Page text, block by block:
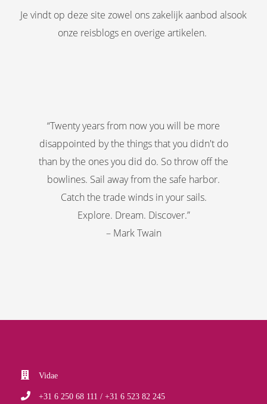
Je vindt op deze site zowel ons zakelijk aanbod alsook
onze reisblogs en overige artikelen.
“Twenty years from now you will be more
disappointed by the things that you didn't do
than by the ones you did do. So throw off the
bowlines. Sail away from the safe harbor.
Catch the trade winds in your sails.
Explore. Dream. Discover.”
– Mark Twain
Vidae
+31 6 250 68 111 / +31 6 523 82 245